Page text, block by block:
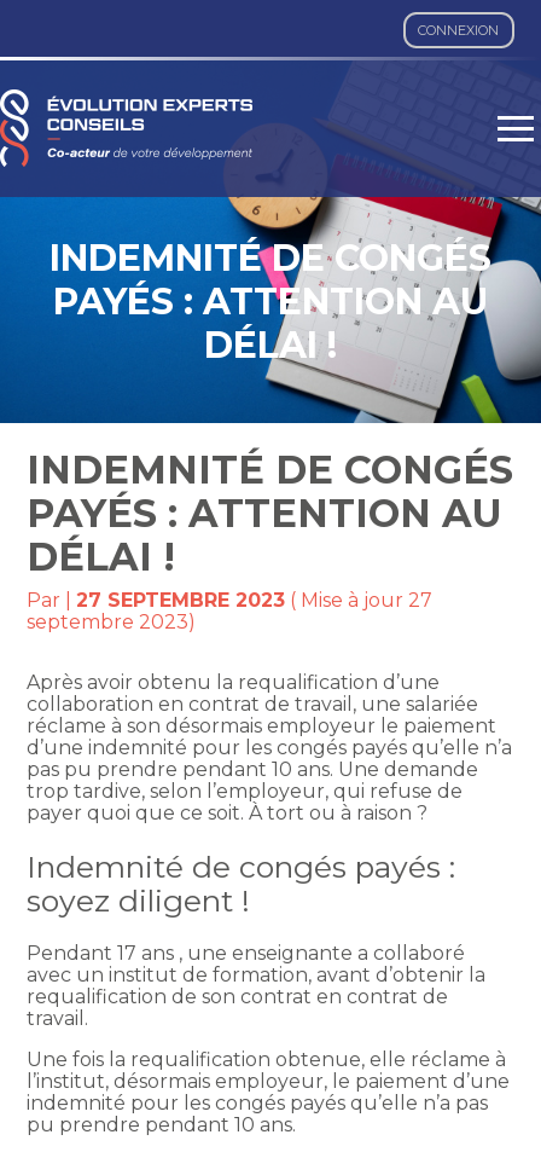
CONNEXION
Aller
au
INDEMNITÉ DE CONGÉS
PAYÉS : ATTENTION AU
DÉLAI !
INDEMNITÉ DE CONGÉS
PAYÉS : ATTENTION AU
DÉLAI !
Par |27 SEPTEMBRE 2023 ( Mise à jour 27
septembre 2023)
Après avoir obtenu la requalification d’une
collaboration en contrat de travail, une salariée
réclame à son désormais employeur le paiement
d’une indemnité pour les congés payés qu’elle n’a
pas pu prendre pendant 10 ans. Une demande
trop tardive, selon l’employeur, qui refuse de
payer quoi que ce soit. À tort ou à raison ?
Indemnité de congés payés :
soyez diligent !
Pendant 17 ans , une enseignante a collaboré
avec un institut de formation, avant d’obtenir la
requalification de son contrat en contrat de
travail.
Une fois la requalification obtenue, elle réclame à
l’institut, désormais employeur, le paiement d’une
indemnité pour les congés payés qu’elle n’a pas
pu prendre pendant 10 ans.